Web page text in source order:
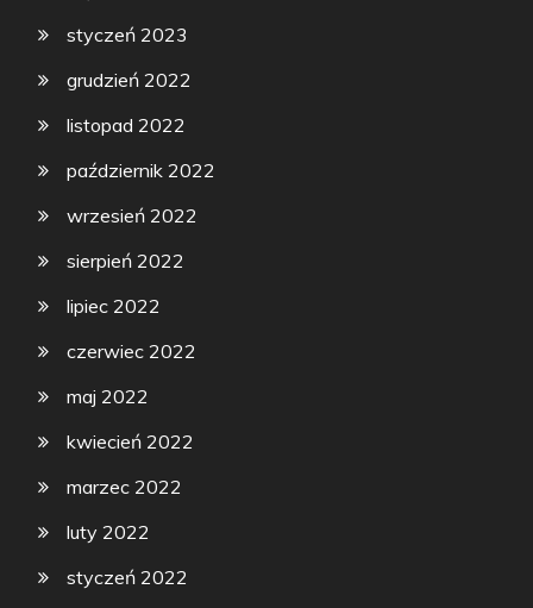
styczeń 2023
grudzień 2022
listopad 2022
październik 2022
wrzesień 2022
sierpień 2022
lipiec 2022
czerwiec 2022
maj 2022
kwiecień 2022
marzec 2022
luty 2022
styczeń 2022